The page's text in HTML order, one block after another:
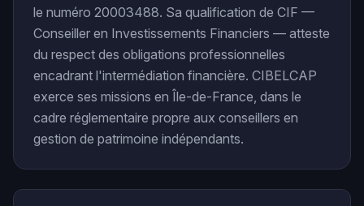
le numéro 20003488. Sa qualification de CIF —
Conseiller en Investissements Financiers — atteste
du respect des obligations professionnelles
encadrant l'intermédiation financière. CIBELCAP
exerce ses missions en Île-de-France, dans le
cadre réglementaire propre aux conseillers en
gestion de patrimoine indépendants.